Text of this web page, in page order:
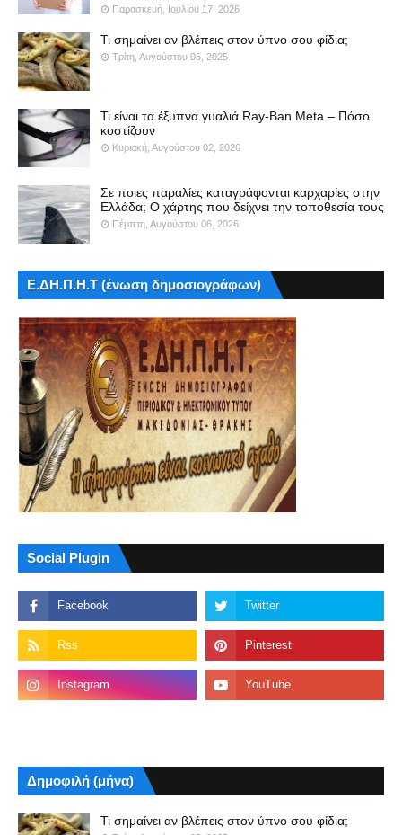
Παρασκευή, Ιουλίου 17, 2026
Τι σημαίνει αν βλέπεις στον ύπνο σου φίδια;
Τρίτη, Αυγούστου 05, 2025
Τι είναι τα έξυπνα γυαλιά Ray-Ban Meta – Πόσο
κοστίζουν
Κυριακή, Αυγούστου 02, 2026
Σε ποιες παραλίες καταγράφονται καρχαρίες στην
Ελλάδα; Ο χάρτης που δείχνει την τοποθεσία τους
Πέμπτη, Αυγούστου 06, 2026
Ε.ΔΗ.Π.Η.Τ (ένωση δημοσιογράφων)
Social Plugin
Δημοφιλή (μήνα)
Τι σημαίνει αν βλέπεις στον ύπνο σου φίδια;